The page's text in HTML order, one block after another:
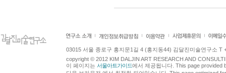
03015 서울 종로구 홍지문1길 4 (홍지동44) 김달진미술연구소 T
copyright © 2012 KIM DALJIN ART RESEARCH AND
이 페이지는 서울아트가이드에서 제공됩니다. This page provided